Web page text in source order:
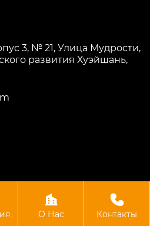
3, № 21, Улица Мудрости,
развития Хуэйшань,
и экспорт Уси Футао

О Нас

Контакты